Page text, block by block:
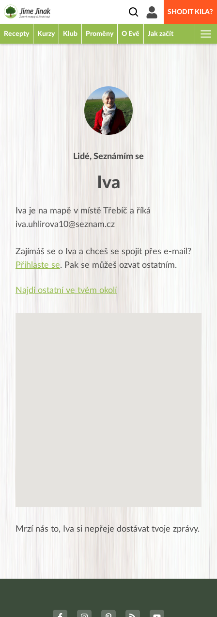
SHODIT KILA?
Recepty Kurzy Klub Proměny O Evě Jak začít
Lidé, Seznámím se
Iva
Iva je na mapě v místě Třebíč a říká
iva.uhlirova10@seznam.cz
Zajímáš se o Iva a chceš se spojit přes e-mail?
Přihlaste se. Pak se můžeš ozvat ostatním.
Najdi ostatní ve tvém okolí
Mrzí nás to, Iva si nepřeje dostávat tvoje zprávy.